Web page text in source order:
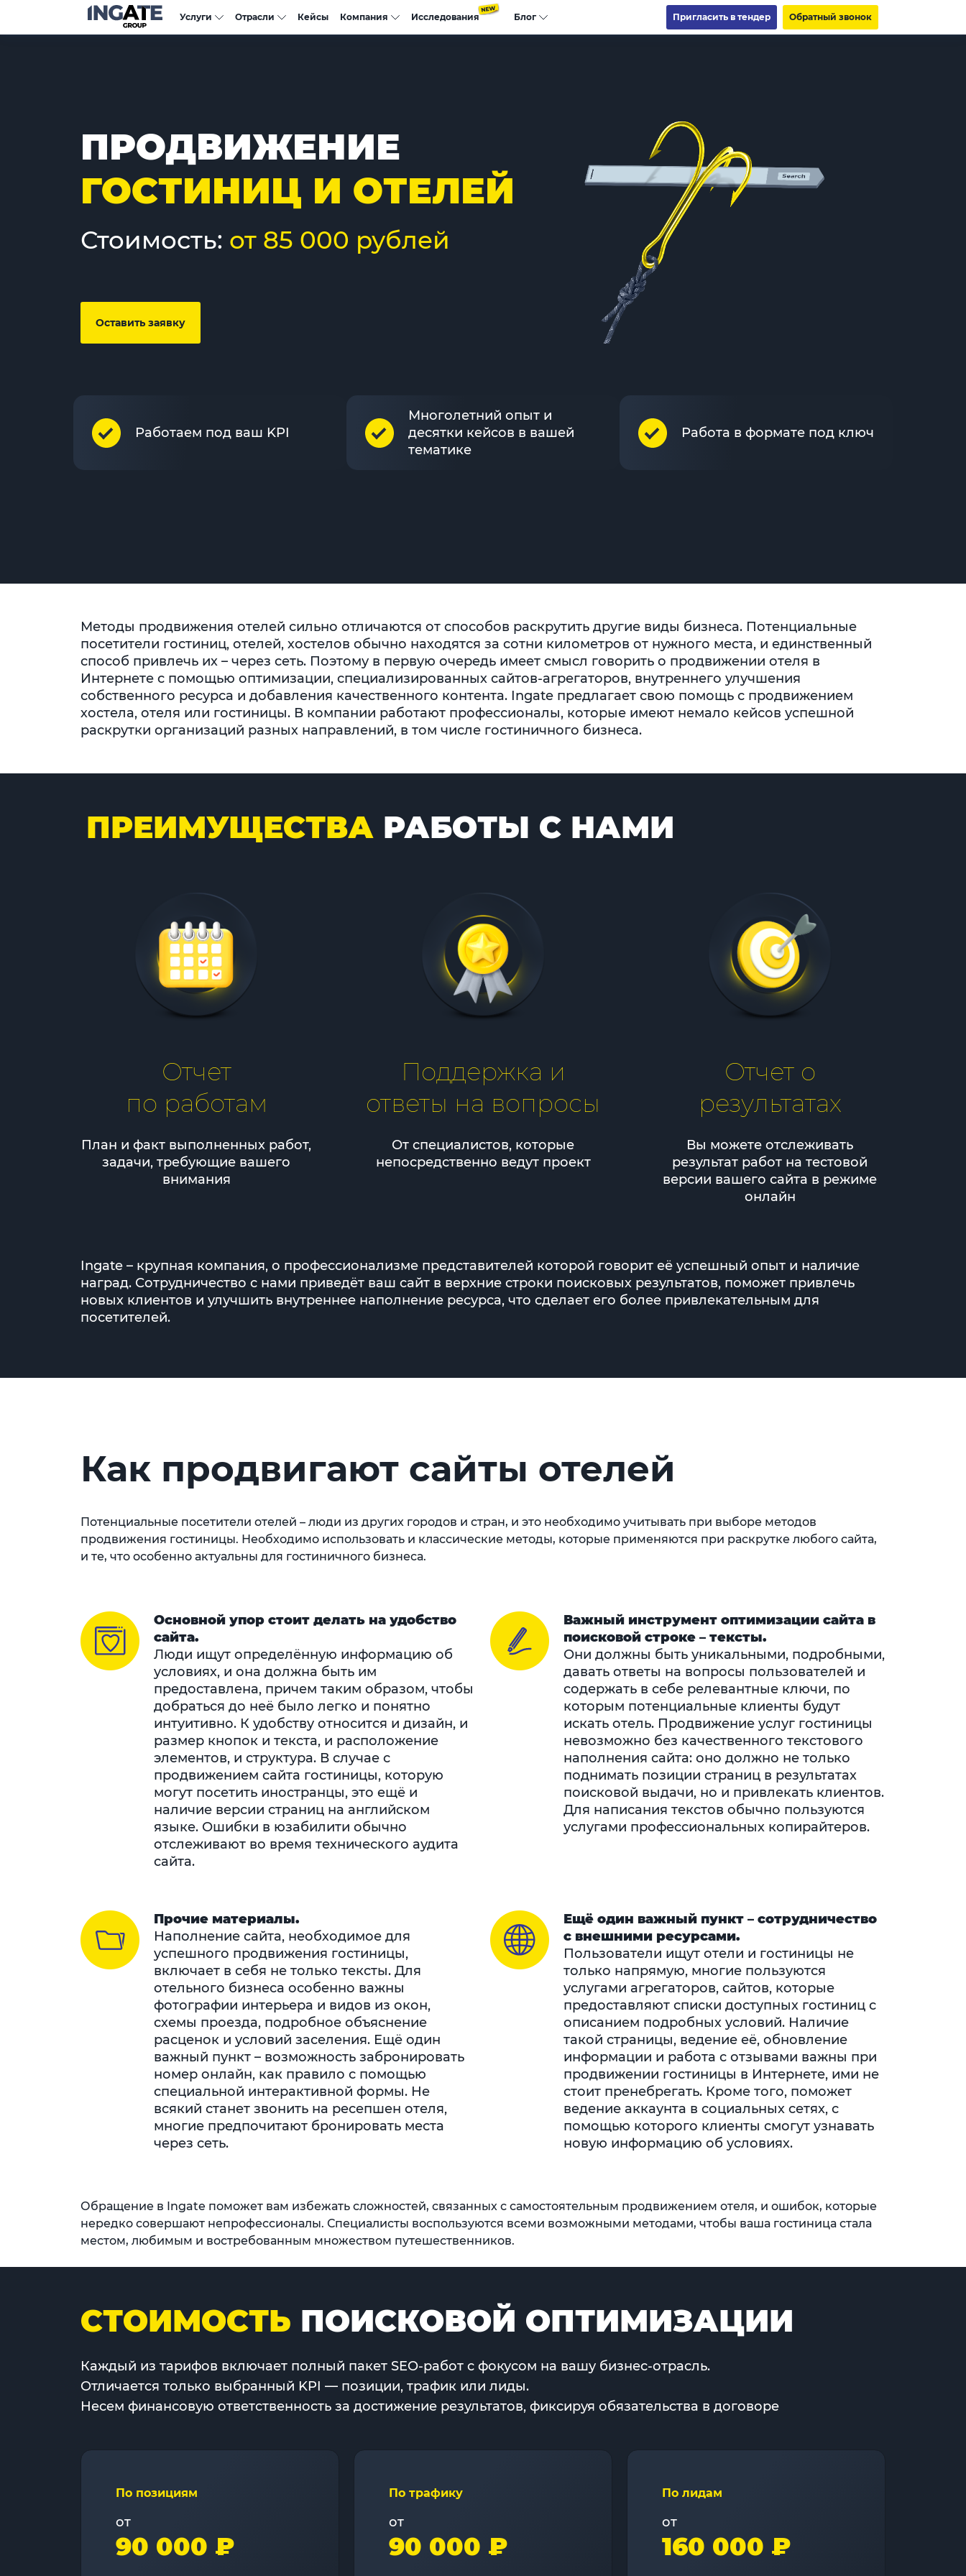
Услуги Отрасли Кейсы Компания Исследования Блог Пригласить в тендер Обратный звонок
ПРОДВИЖЕНИЕ
ГОСТИНИЦ И ОТЕЛЕЙ
Стоимость: от 85 000 рублей
Оставить заявку
Работаем под ваш KPI
Многолетний опыт и
десятки кейсов в вашей
тематике
Работа в формате под ключ
Методы продвижения отелей сильно отличаются от способов раскрутить другие виды бизнеса. Потенциальные
посетители гостиниц, отелей, хостелов обычно находятся за сотни километров от нужного места, и единственный
способ привлечь их – через сеть. Поэтому в первую очередь имеет смысл говорить о продвижении отеля в
Интернете с помощью оптимизации, специализированных сайтов-агрегаторов, внутреннего улучшения
собственного ресурса и добавления качественного контента. Ingate предлагает свою помощь с продвижением
хостела, отеля или гостиницы. В компании работают профессионалы, которые имеют немало кейсов успешной
раскрутки организаций разных направлений, в том числе гостиничного бизнеса.
ПРЕИМУЩЕСТВА РАБОТЫ С НАМИ
Отчет
по работам
План и факт выполненных работ,
задачи, требующие вашего
внимания
Поддержка и
ответы на вопросы
От специалистов, которые
непосредственно ведут проект
Отчет о
результатах
Вы можете отслеживать
результат работ на тестовой
версии вашего сайта в режиме
онлайн
Ingate – крупная компания, о профессионализме представителей которой говорит её успешный опыт и наличие
наград. Сотрудничество с нами приведёт ваш сайт в верхние строки поисковых результатов, поможет привлечь
новых клиентов и улучшить внутреннее наполнение ресурса, что сделает его более привлекательным для
посетителей.
Как продвигают сайты отелей
Потенциальные посетители отелей – люди из других городов и стран, и это необходимо учитывать при выборе методов
продвижения гостиницы. Необходимо использовать и классические методы, которые применяются при раскрутке любого сайта,
и те, что особенно актуальны для гостиничного бизнеса.
Основной упор стоит делать на удобство
сайта.
Люди ищут определённую информацию об
условиях, и она должна быть им
предоставлена, причем таким образом, чтобы
добраться до неё было легко и понятно
интуитивно. К удобству относится и дизайн, и
размер кнопок и текста, и расположение
элементов, и структура. В случае с
продвижением сайта гостиницы, которую
могут посетить иностранцы, это ещё и
наличие версии страниц на английском
языке. Ошибки в юзабилити обычно
отслеживают во время технического аудита
сайта.
Важный инструмент оптимизации сайта в
поисковой строке – тексты.
Они должны быть уникальными, подробными,
давать ответы на вопросы пользователей и
содержать в себе релевантные ключи, по
которым потенциальные клиенты будут
искать отель. Продвижение услуг гостиницы
невозможно без качественного текстового
наполнения сайта: оно должно не только
поднимать позиции страниц в результатах
поисковой выдачи, но и привлекать клиентов.
Для написания текстов обычно пользуются
услугами профессиональных копирайтеров.
Прочие материалы.
Наполнение сайта, необходимое для
успешного продвижения гостиницы,
включает в себя не только тексты. Для
отельного бизнеса особенно важны
фотографии интерьера и видов из окон,
схемы проезда, подробное объяснение
расценок и условий заселения. Ещё один
важный пункт – возможность забронировать
номер онлайн, как правило с помощью
специальной интерактивной формы. Не
всякий станет звонить на ресепшен отеля,
многие предпочитают бронировать места
через сеть.
Ещё один важный пункт – сотрудничество
с внешними ресурсами.
Пользователи ищут отели и гостиницы не
только напрямую, многие пользуются
услугами агрегаторов, сайтов, которые
предоставляют списки доступных гостиниц с
описанием подробных условий. Наличие
такой страницы, ведение её, обновление
информации и работа с отзывами важны при
продвижении гостиницы в Интернете, ими не
стоит пренебрегать. Кроме того, поможет
ведение аккаунта в социальных сетях, с
помощью которого клиенты смогут узнавать
новую информацию об условиях.
Обращение в Ingate поможет вам избежать сложностей, связанных с самостоятельным продвижением отеля, и ошибок, которые
нередко совершают непрофессионалы. Специалисты воспользуются всеми возможными методами, чтобы ваша гостиница стала
местом, любимым и востребованным множеством путешественников.
СТОИМОСТЬ ПОИСКОВОЙ ОПТИМИЗАЦИИ
Каждый из тарифов включает полный пакет SEO-работ с фокусом на вашу бизнес-отрасль.
Отличается только выбранный KPI — позиции, трафик или лиды.
Несем финансовую ответственность за достижение результатов, фиксируя обязательства в договоре
По позициям
от
90 000 ₽
По трафику
от
90 000 ₽
По лидам
от
160 000 ₽